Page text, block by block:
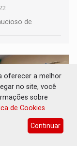
de
oferecer a melhor
no site, você
sobre
de Cookies
Continuar